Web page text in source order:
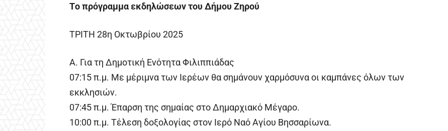
Tο πρόγραμμα εκδηλώσεων του Δήμου Ζηρού
ΤΡΙΤΗ 28η Οκτωβρίου 2025
Α. Για τη Δημοτική Ενότητα Φιλιππιάδας
07:15 π.μ. Με μέριμνα των Ιερέων θα σημάνουν χαρμόσυνα οι καμπάνες όλων των
εκκλησιών.
07:45 π.μ. Έπαρση της σημαίας στο Δημαρχιακό Μέγαρο.
10:00 π.μ. Τέλεση δοξολογίας στον Ιερό Ναό Αγίου Βησσαρίωνα.